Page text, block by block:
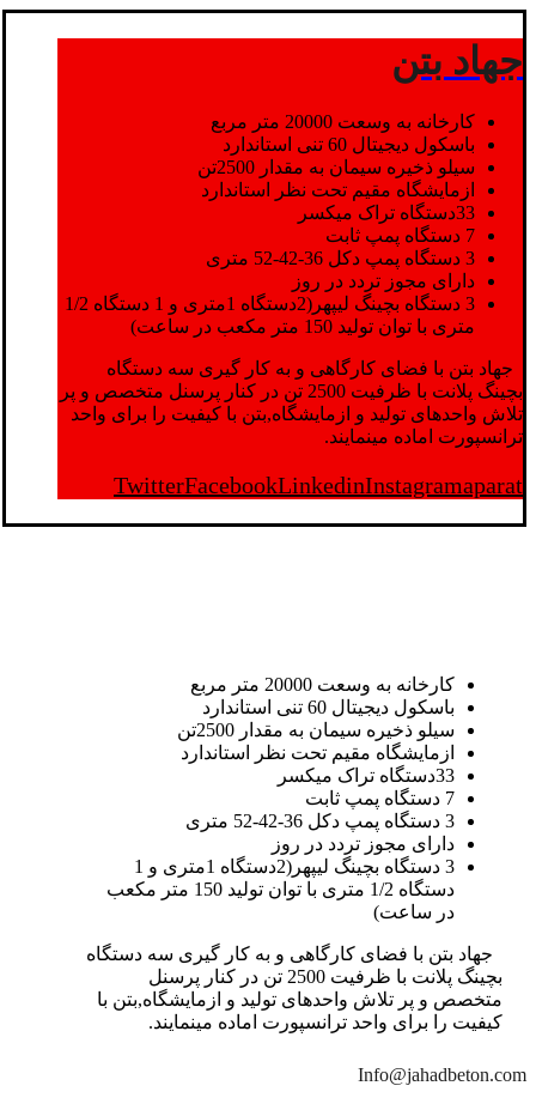
جهاد بتن
کارخانه به وسعت 20000 متر مربع
باسکول دیجیتال 60 تنی استاندارد
سیلو ذخیره سیمان به مقدار 2500تن
ازمایشگاه مقیم تحت نظر استاندارد
33دستگاه تراک میکسر
7 دستگاه پمپ ثابت
3 دستگاه پمپ دکل 36-42-52 متری
دارای مجوز تردد در روز
3 دستگاه بچینگ لیپهر(2دستگاه 1متری و 1 دستگاه 1/2
متری با توان تولید 150 متر مکعب در ساعت)
جهاد بتن با فضای کارگاهی و به کار گیری سه دستگاه
بچینگ پلانت با ظرفیت 2500 تن در کنار پرسنل متخصص و پر
تلاش واحدهای تولید و ازمایشگاه,بتن با کیفیت را برای واحد
ترانسپورت اماده مینمایند.
TwitterFacebookLinkedinInstagramaparat
کارخانه به وسعت 20000 متر مربع
باسکول دیجیتال 60 تنی استاندارد
سیلو ذخیره سیمان به مقدار 2500تن
ازمایشگاه مقیم تحت نظر استاندارد
33دستگاه تراک میکسر
7 دستگاه پمپ ثابت
3 دستگاه پمپ دکل 36-42-52 متری
دارای مجوز تردد در روز
3 دستگاه بچینگ لیپهر(2دستگاه 1متری و 1
دستگاه 1/2 متری با توان تولید 150 متر مکعب
در ساعت)
جهاد بتن با فضای کارگاهی و به کار گیری سه دستگاه
بچینگ پلانت با ظرفیت 2500 تن در کنار پرسنل
متخصص و پر تلاش واحدهای تولید و ازمایشگاه,بتن با
کیفیت را برای واحد ترانسپورت اماده مینمایند.
Info@jahadbeton.com